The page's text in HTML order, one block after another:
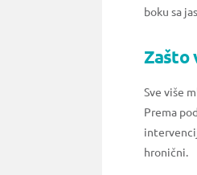
boku sa
Zašto
Sve više
Prema
hronični.